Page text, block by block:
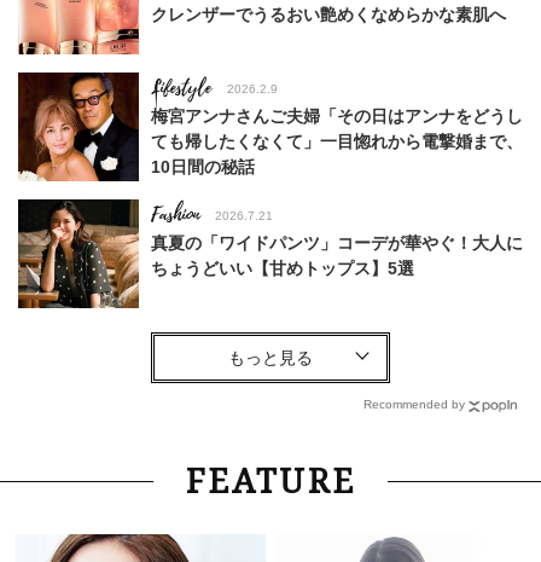
クレンザーでうるおい艶めくなめらかな素肌へ
Lifestyle 2026.2.9
梅宮アンナさんご夫婦「その日はアンナをどうし
ても帰したくなくて」一目惚れから電撃婚まで、
10日間の秘話
Fashion 2026.7.21
真夏の「ワイドパンツ」コーデが華やぐ！大人に
ちょうどいい【甘めトップス】5選
Fashion
40代「パンツ派」がこなれて見える！大草直子
Lifestyle 2026.8.6
26年夏の【開運アクション】は”ひと拭き”習
は？」
Recommended by
FEATURE